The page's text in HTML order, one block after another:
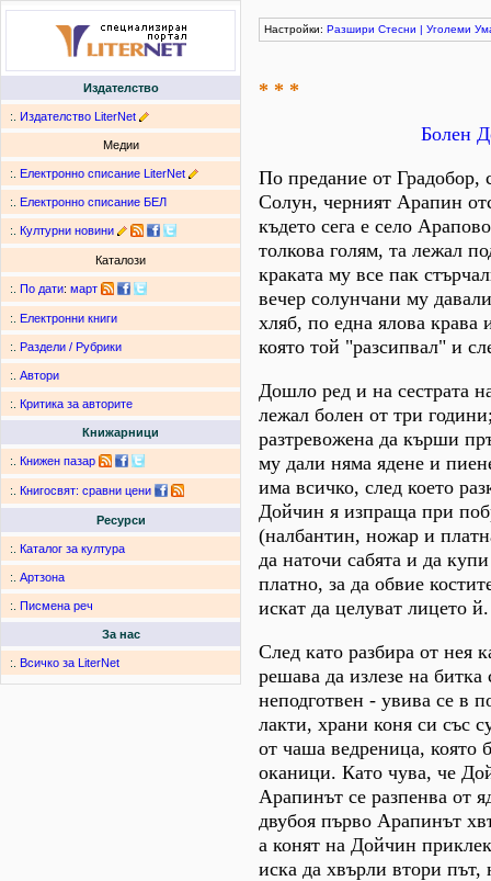
Издателство
:. Издателство LiterNet
Медии
:. Електронно списание LiterNet
:. Електронно списание БЕЛ
:. Културни новини
Каталози
:. По дати: март
:. Електронни книги
:. Раздели / Рубрики
:. Автори
:. Критика за авторите
Книжарници
:. Книжен пазар
:. Книгосвят: сравни цени
Ресурси
:. Каталог за култура
:. Артзона
:. Писмена реч
За нас
:. Всичко за LiterNet
Настройки: Разшири Стесни | Уголеми
* * *
Болен
По предание от Градобор,
Солун, черният Арапин
където сега е село
толкова голям, та лежал
краката му все пак
вечер солунчани му
хляб, по една ялова крава
която той "разсипвал" и
Дошло ред и на сестрата
лежал болен от три
разтревожена да кърши
му дали няма ядене и
има всичко, след което
Дойчин я изпраща при
(налбантин, ножар и
да наточи сабята и да
платно, за да обвие
искат да целуват лицето й.
След като разбира от нея
решава да излезе на
неподготвен - увива се в
лакти, храни коня си със
от чаша ведреница, която
оканици. Като чува, че
Арапинът се разпенва от
двубоя първо Арапинът
а конят на Дойчин
иска да хвърли втори